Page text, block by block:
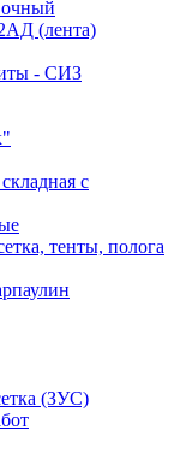
(лента)
- СИЗ
с
тенты, полога
(ЗУС)